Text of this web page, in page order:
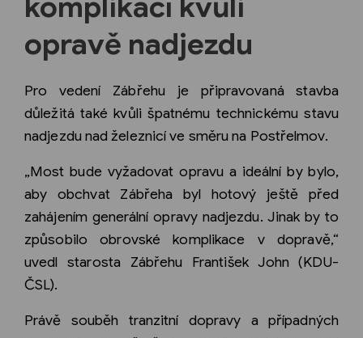
opravě nadjezdu
Pro vedení Zábřehu je připravovaná stavba
důležitá také kvůli špatnému technickému stavu
nadjezdu nad železnicí ve směru na Postřelmov.
„Most bude vyžadovat opravu a ideální by bylo,
aby obchvat Zábřeha byl hotový ještě před
zahájením generální opravy nadjezdu. Jinak by to
způsobilo obrovské komplikace v dopravě,“
uvedl starosta Zábřehu František John (KDU-
ČSL).
Právě souběh tranzitní dopravy a případných